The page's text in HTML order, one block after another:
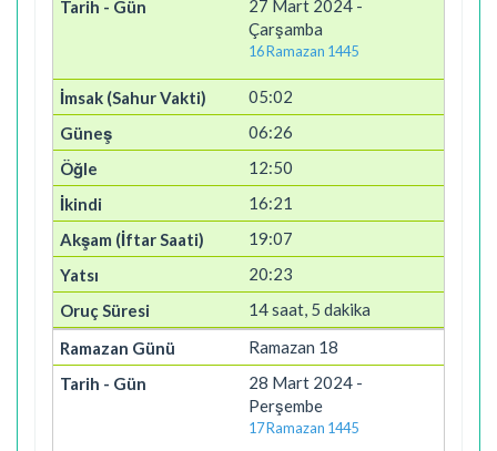
27 Mart 2024 -
Çarşamba
16 Ramazan 1445
05:02
06:26
12:50
16:21
19:07
20:23
14 saat, 5 dakika
Ramazan 18
28 Mart 2024 -
Perşembe
17 Ramazan 1445